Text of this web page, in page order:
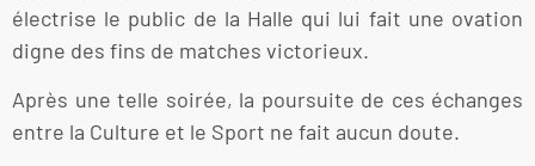
électrise le public de la Halle qui lui fait une ovation
digne des fins de matches victorieux.
Après une telle soirée, la poursuite de ces échanges
entre la Culture et le Sport ne fait aucun doute.